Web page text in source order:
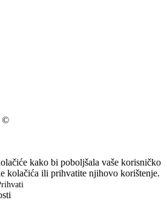
©
kako bi poboljšala vaše korisničko
kolačića ili prihvatite njihovo korištenje.